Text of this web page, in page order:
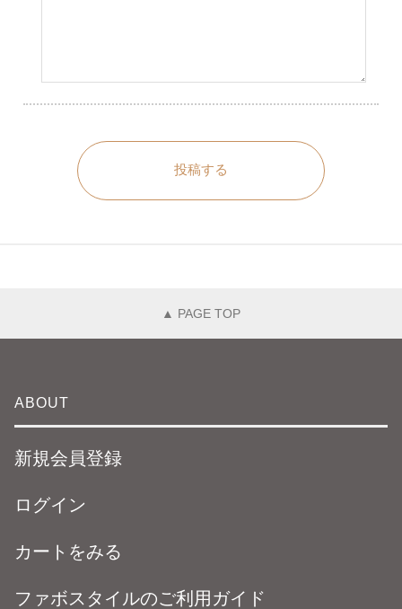
投稿する
▲ PAGE TOP
ABOUT
新規会員登録
ログイン
カートをみる
ファボスタイルのご利用ガイド